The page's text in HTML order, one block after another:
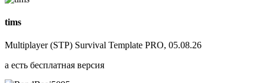
tims
Multiplayer (STP) Survival Template PRO, 05.08.26
а есть бесплатная версия